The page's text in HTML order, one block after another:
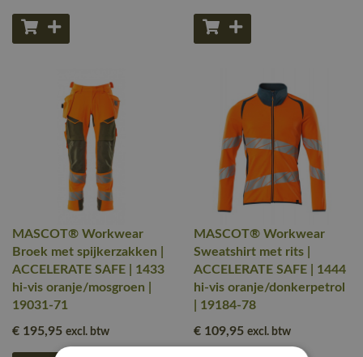
MASCOT® Workwear
Broek met spijkerzakken |
ACCELERATE SAFE | 1433
hi-vis oranje/mosgroen |
19031-71
€ 195,95 excl. btw
MASCOT® Workwear
Sweatshirt met rits |
ACCELERATE SAFE | 1444
hi-vis oranje/donkerpetrol
| 19184-78
€ 109,95 excl. btw